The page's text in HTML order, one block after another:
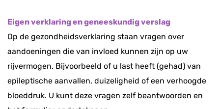
Eigen verklaring en geneeskundig verslag
Op de gezondheidsverklaring staan vragen over
aandoeningen die van invloed kunnen zijn op uw
rijvermogen. Bijvoorbeeld of u last heeft (gehad) van
epileptische aanvallen, duizeligheid of een verhoogde
bloeddruk. U kunt deze vragen zelf beantwoorden en